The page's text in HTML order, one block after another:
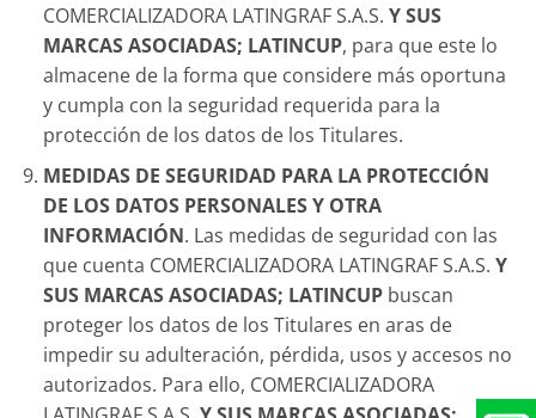
COMERCIALIZADORA LATINGRAF S.A.S. Y SUS
MARCAS ASOCIADAS; LATINCUP, para que este lo
almacene de la forma que considere más oportuna
y cumpla con la seguridad requerida para la
protección de los datos de los Titulares.
MEDIDAS DE SEGURIDAD PARA LA PROTECCIÓN
DE LOS DATOS PERSONALES Y OTRA
INFORMACIÓN. Las medidas de seguridad con las
que cuenta COMERCIALIZADORA LATINGRAF S.A.S. Y
SUS MARCAS ASOCIADAS; LATINCUPbuscan
proteger los datos de los Titulares en aras de
impedir su adulteración, pérdida, usos y accesos no
autorizados. Para ello, COMERCIALIZADORA